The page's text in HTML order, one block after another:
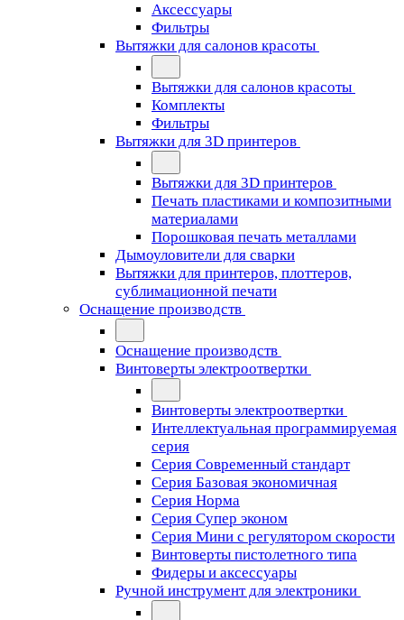
Аксессуары
Фильтры
Вытяжки для салонов красоты
Вытяжки для салонов красоты
Комплекты
Фильтры
Вытяжки для 3D принтеров
Вытяжки для 3D принтеров
Печать пластиками и композитными
материалами
Порошковая печать металлами
Дымоуловители для сварки
Вытяжки для принтеров, плоттеров,
сублимационной печати
Оснащение производств
Оснащение производств
Винтоверты электроотвертки
Винтоверты электроотвертки
Интеллектуальная программируемая
серия
Серия Современный стандарт
Серия Базовая экономичная
Серия Норма
Серия Cупер эконом
Серия Мини с регулятором скорости
Винтоверты пистолетного типа
Фидеры и аксессуары
Ручной инструмент для электроники